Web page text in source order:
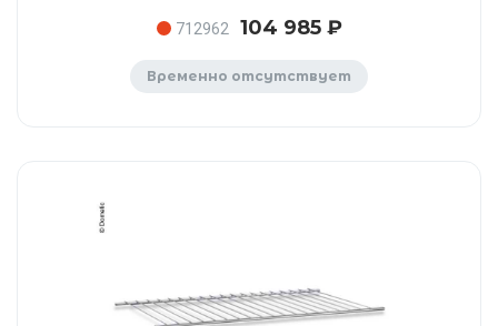
712962 104 985 ₽
Временно отсутствует